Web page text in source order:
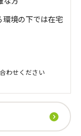
環境の下では在宅
わせください